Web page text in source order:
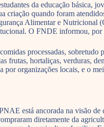
da educação básica,
criação quando foram
Alimentar e
O FNDE informou,
processadas,
frutas, hortaliças, verduras,
organizações locais, e o
está ancorada na visão
diretamente da